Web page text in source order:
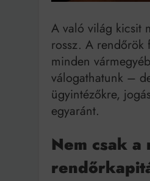
A való világ kicsit
rossz. A rendőrök
minden
válogathatunk –
ügyintézőkre,
egyaránt.
Nem csak